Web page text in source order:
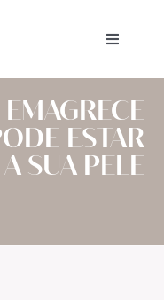
Toggle
ESTAR
SUA PELE